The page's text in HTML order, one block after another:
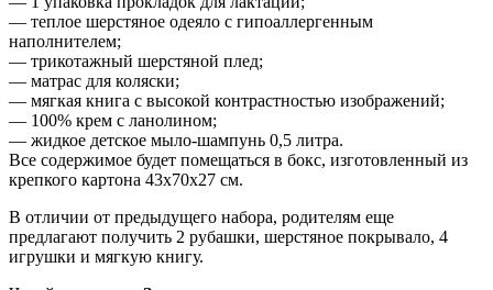
— теплое шерстяное одеяло с гипоаллергенным
наполнителем;
— трикотажный шерстяной плед;
— матрас для коляски;
— мягкая книга с высокой контрастностью изображений;
— 100% крем с ланолином;
— жидкое детское мыло-шампунь 0,5 литра.
Все содержимое будет помещаться в бокс, изготовленный из
крепкого картона 43х70х27 см.
В отличии от предыдущего набора, родителям еще
предлагают получить 2 рубашки, шерстяное покрывало, 4
игрушки и мягкую книгу.